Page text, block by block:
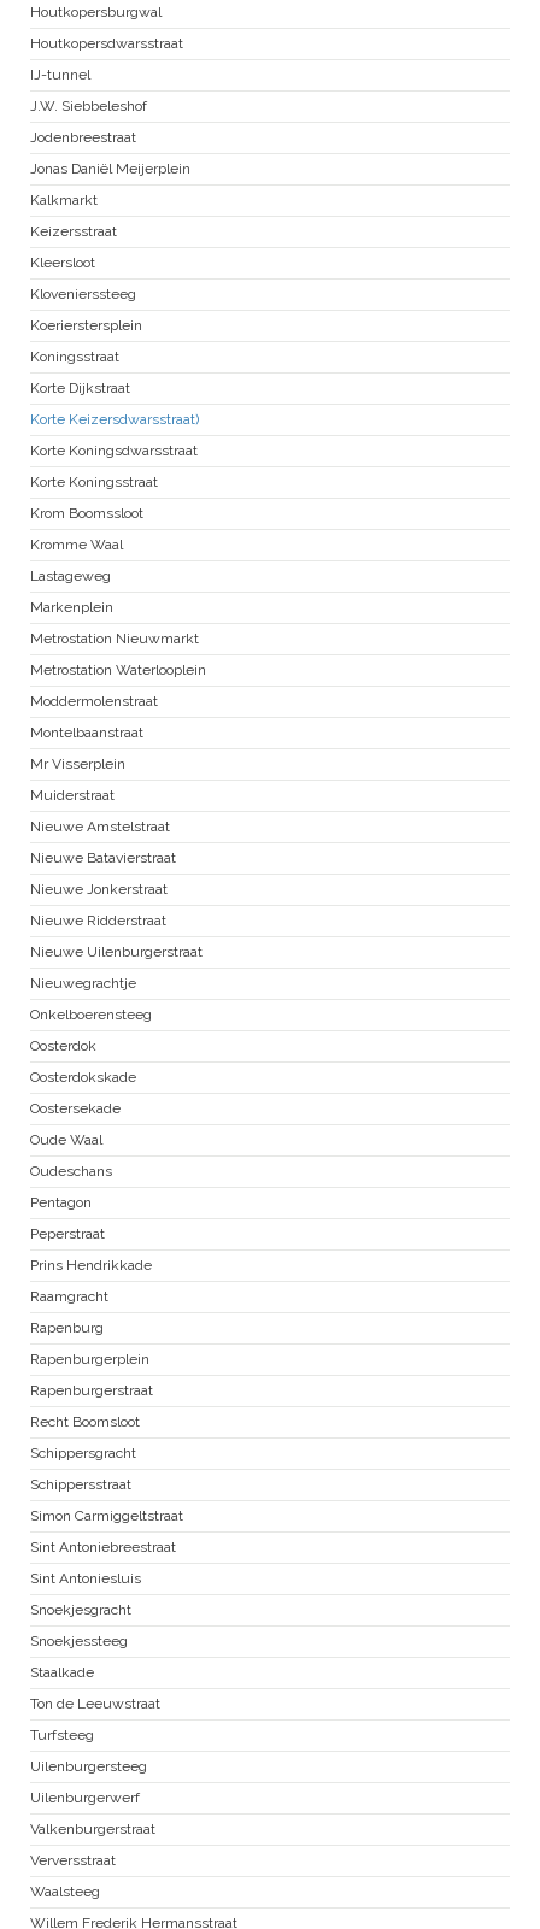
Houtkopersburgwal
Houtkopersdwarsstraat
IJ-tunnel
J.W. Siebbeleshof
Jodenbreestraat
Jonas Daniël Meijerplein
Kalkmarkt
Keizersstraat
Kleersloot
Klovenierssteeg
Koerierstersplein
Koningsstraat
Korte Dijkstraat
Korte Keizersdwarsstraat)
Korte Koningsdwarsstraat
Korte Koningsstraat
Krom Boomssloot
Kromme Waal
Lastageweg
Markenplein
Metrostation Nieuwmarkt
Metrostation Waterlooplein
Moddermolenstraat
Montelbaanstraat
Mr Visserplein
Muiderstraat
Nieuwe Amstelstraat
Nieuwe Batavierstraat
Nieuwe Jonkerstraat
Nieuwe Ridderstraat
Nieuwe Uilenburgerstraat
Nieuwegrachtje
Onkelboerensteeg
Oosterdok
Oosterdokskade
Oostersekade
Oude Waal
Oudeschans
Pentagon
Peperstraat
Prins Hendrikkade
Raamgracht
Rapenburg
Rapenburgerplein
Rapenburgerstraat
Recht Boomsloot
Schippersgracht
Schippersstraat
Simon Carmiggeltstraat
Sint Antoniebreestraat
Sint Antoniesluis
Snoekjesgracht
Snoekjessteeg
Staalkade
Ton de Leeuwstraat
Turfsteeg
Uilenburgersteeg
Uilenburgerwerf
Valkenburgerstraat
Verversstraat
Waalsteeg
Willem Frederik Hermansstraat